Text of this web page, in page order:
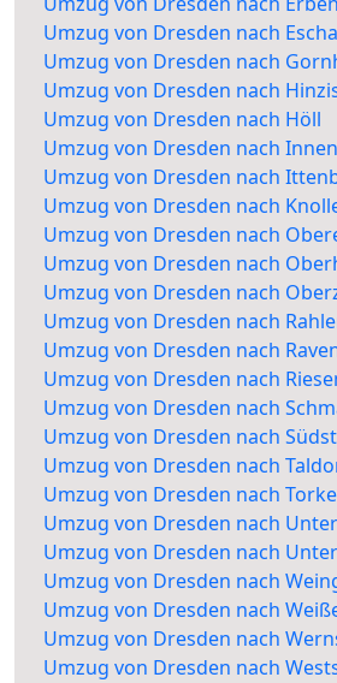
Umzug von Dresden nach
Umzug von Dresden nach
Umzug von Dresden nach
Umzug von Dresden nach Höll
Umzug von Dresden nach
Umzug von Dresden nach
Umzug von Dresden nach
Umzug von Dresden nach
Umzug von Dresden nach
Umzug von Dresden nach
Umzug von Dresden nach
Umzug von Dresden nach
Umzug von Dresden nach
Umzug von Dresden nach
Umzug von Dresden nach
Umzug von Dresden nach
Umzug von Dresden nach
Umzug von Dresden nach
Umzug von Dresden nach
Umzug von Dresden nach
Umzug von Dresden nach
Umzug von Dresden nach
Umzug von Dresden nach